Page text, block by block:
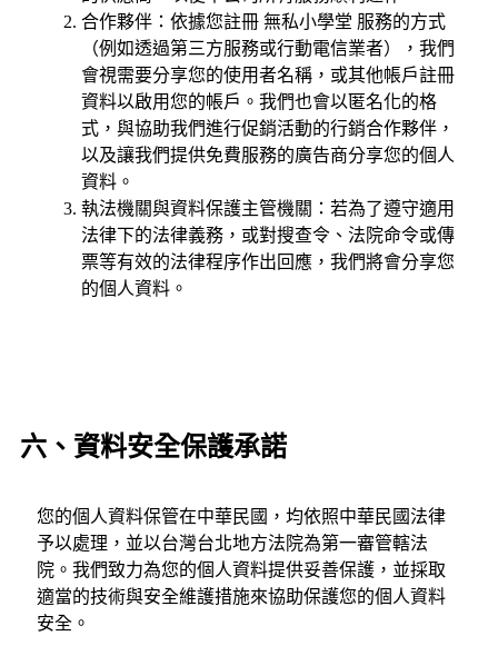
合作夥伴：依據您註冊 無私小學堂 服務的方式
（例如透過第三方服務或行動電信業者），我們
會視需要分享您的使用者名稱，或其他帳戶註冊
資料以啟用您的帳戶。我們也會以匿名化的格
式，與協助我們進行促銷活動的行銷合作夥伴，
以及讓我們提供免費服務的廣告商分享您的個人
資料。
執法機關與資料保護主管機關：若為了遵守適用
法律下的法律義務，或對搜查令、法院命令或傳
票等有效的法律程序作出回應，我們將會分享您
的個人資料。
六、資料安全保護承諾
您的個人資料保管在中華民國，均依照中華民國法律
予以處理，並以台灣台北地方法院為第一審管轄法
院。我們致力為您的個人資料提供妥善保護，並採取
適當的技術與安全維護措施來協助保護您的個人資料
安全。